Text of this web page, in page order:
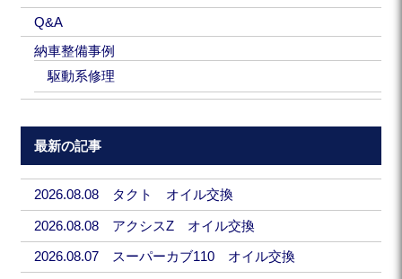
Q&A
納車整備事例
駆動系修理
最新の記事
2026.08.08 タクト オイル交換
2026.08.08 アクシスZ オイル交換
2026.08.07 スーパーカブ110 オイル交換